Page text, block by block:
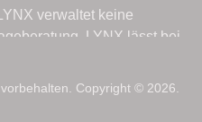
Copyright © 2026.